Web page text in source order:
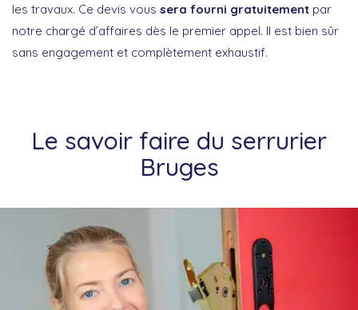
les travaux. Ce devis vous sera fourni gratuitement par
notre chargé d’affaires dès le premier appel. Il est bien sûr
sans engagement et complètement exhaustif.
Le savoir faire du serrurier
Bruges